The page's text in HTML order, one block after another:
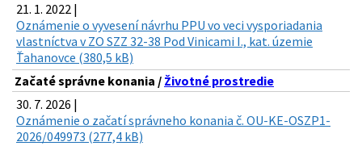
21. 1. 2022 |
Oznámenie o vyvesení návrhu PPU vo veci vysporiadania
vlastníctva v ZO SZZ 32-38 Pod Vinicami I., kat. územie
Ťahanovce (380,5 kB)
Začaté správne konania / Životné prostredie
30. 7. 2026 |
Oznámenie o začatí správneho konania č. OU-KE-OSZP1-
2026/049973 (277,4 kB)